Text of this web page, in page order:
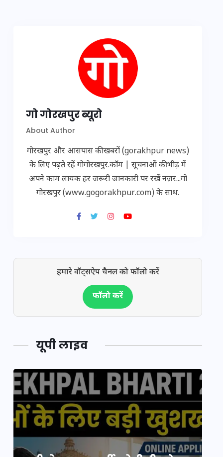
गो गोरखपुर ब्यूरो
About Author
गोरखपुर और आसपास की खबरों (gorakhpur news)
के लिए पढ़ते रहें गोगोरखपुर.कॉम | सूचनाओं की भीड़ में
अपने काम लायक हर जरूरी जानकारी पर रखें नज़र...गो
गोरखपुर (www.gogorakhpur.com) के साथ.
हमारे वॉट्सऐप चैनल को फॉलो करें
फॉलो करें
यूपी लाइव